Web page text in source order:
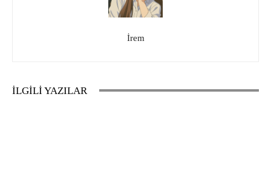
İrem
İLGİLİ YAZILAR